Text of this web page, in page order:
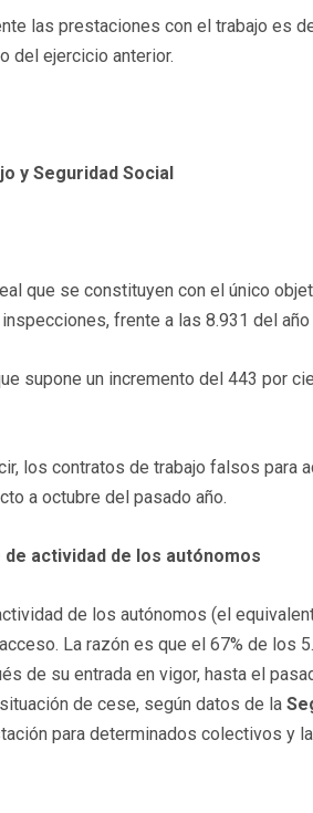
las prestaciones con el trabajo es
del ejercicio anterior.
y Seguridad Social
que se constituyen con el único
frente a las 8.931 del año
supone un incremento del 443 por
los contratos de trabajo falsos para
a octubre del pasado año.
actividad de los autónomos
de los autónomos (el
La razón es que el 67% de los
de su entrada en vigor, hasta el
de cese, según datos de la
para determinados colectivos y